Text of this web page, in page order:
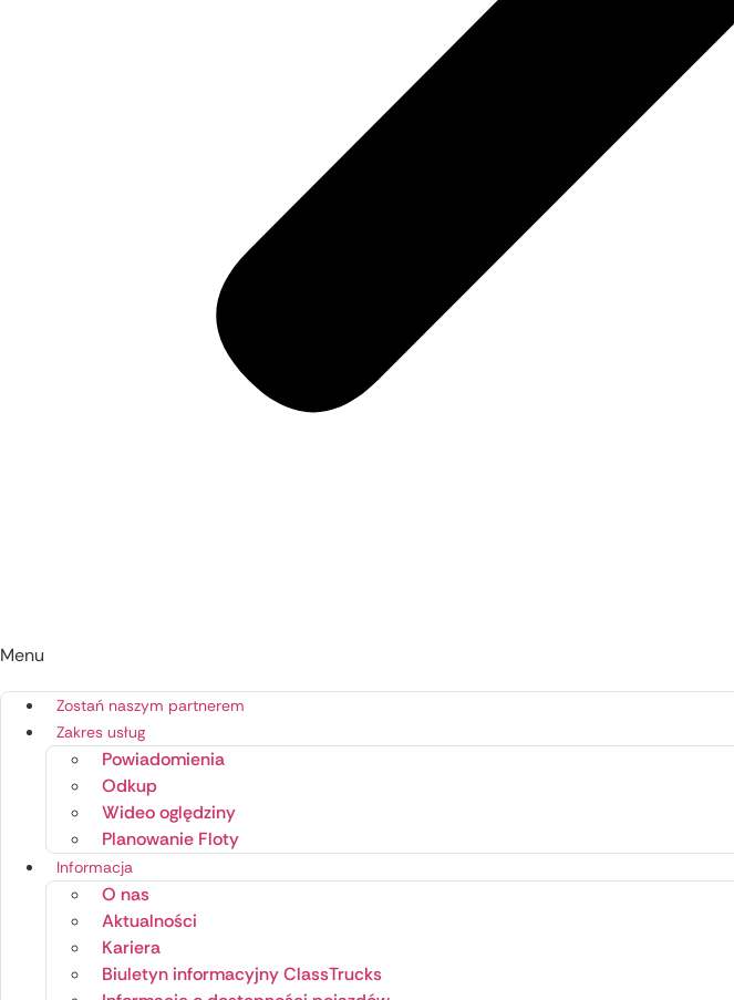
Menu
Zostań naszym partnerem
Zakres usług
Powiadomienia
Odkup
Wideo oględziny
Planowanie Floty
Informacja
O nas
Aktualności
Kariera
Biuletyn informacyjny ClassTrucks